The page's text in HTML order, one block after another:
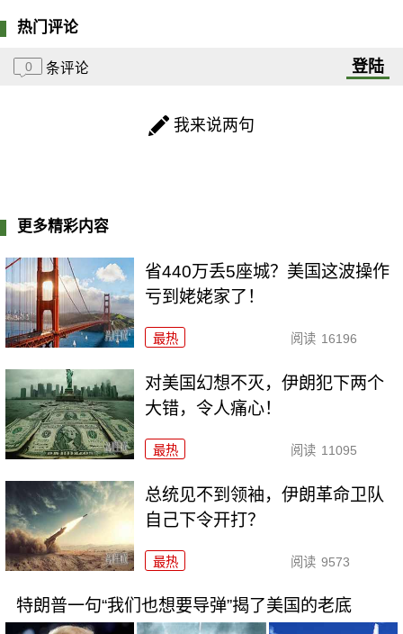
热门评论
0 条评论 登陆
我来说两句
更多精彩内容
省440万丢5座城？美国这波操作
亏到姥姥家了！
最热 阅读 16196
对美国幻想不灭，伊朗犯下两个
大错，令人痛心！
最热 阅读 11095
总统见不到领袖，伊朗革命卫队
自己下令开打？
最热 阅读 9573
特朗普一句“我们也想要导弹”揭了美国的老底